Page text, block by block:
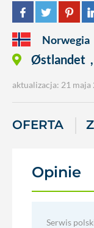
Norwegia
Østlandet ,
aktualizacja: 21 maja
OFERTA
Opinie
Serwis